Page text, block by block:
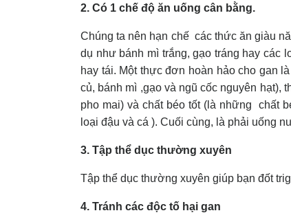
2. Có 1 chế độ ăn uống cân bằng.
Chúng ta nên hạn chế các thức ăn giàu
dụ như bánh mì trắng, gạo tráng hay các
hay tái. Một thực đơn hoàn hảo cho gan
củ, bánh mì ,gạo và ngũ cốc nguyên hạt),
pho mai) và chất béo tốt (là những chất
loại đậu và cá ). Cuối cùng, là phải uống
3. Tập thể dục thường xuyên
Tập thể dục thường xuyên giúp bạn đốt
4. Tránh các độc tố hại gan